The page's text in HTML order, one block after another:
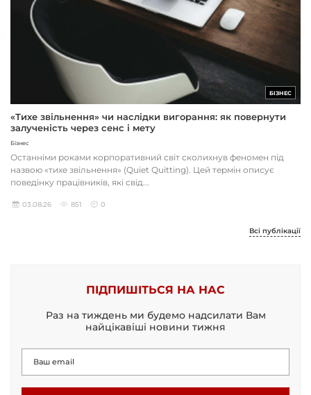
БІЗНЕС
«Тихе звільнення» чи наслідки вигорання: як повернути
залученість через сенс і мету
Бізнес
Останніми роками корпоративний світ сколихнув феномен під
назвою «тихе звільнення» (Quiet Quitting). Цей термін описує
поведінку працівників, які свід...
03.08.26 851 0
Всі публікації
ПІДПИШІТЬСЯ НА НАС
Раз на тиждень ми будемо надсилати Вам
найцікавіші новини тижня